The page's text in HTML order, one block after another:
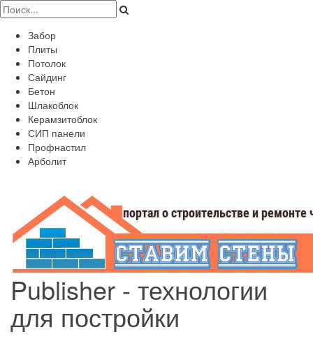
Забор
Плиты
Потолок
Сайдинг
Бетон
Шлакоблок
Керамзитоблок
СИП панели
Профнастил
Арболит
Publisher - технологии
для постройки